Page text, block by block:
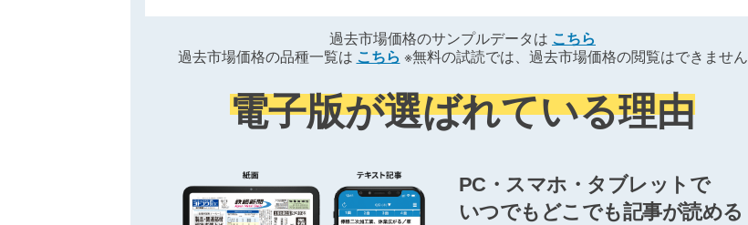
過去市場価格のサンプルデータは こちら
過去市場価格の品種一覧は こちら ※無料の試読では、過去市場価格の閲覧はできません
電子版が選ばれている理由
PC・スマホ・タブレットで
いつでもどこでも記事が読める